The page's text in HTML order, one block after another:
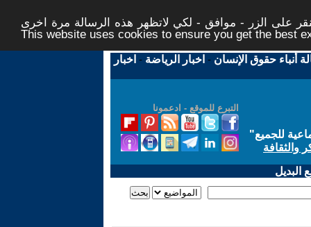
على الزر - موافق - لكي لاتظهر هذه الرسالة مرة اخرى -
This website uses cookies to ensure you get the best
أنباء حقوق الإنسان - اخبار الرياضة - اخبار
التبرع للموقع - ادعمونا
للجميع"
والثقافة
البديل